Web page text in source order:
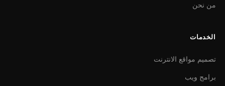
من نحن
الخدمات
تصميم مواقع الانترنت
برامج ويب